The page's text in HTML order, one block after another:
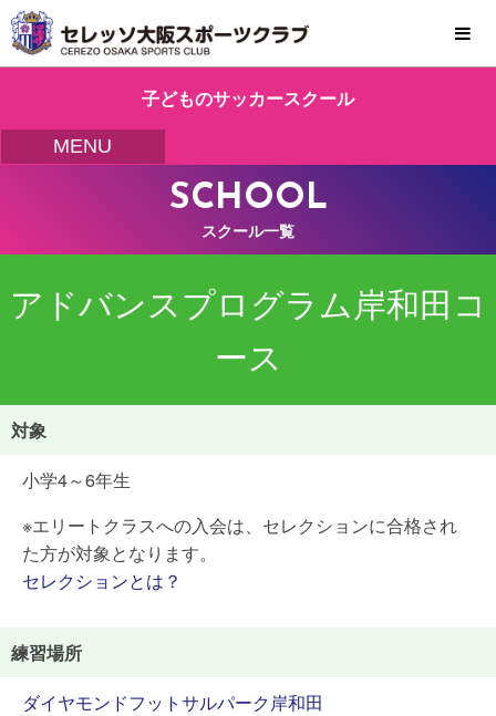
MENU
子どものサッカースクール
MENU
SCHOOL
スクール一覧
アドバンスプログラム岸和田コ
ース
対象
小学4～6年生
※エリートクラスへの入会は、セレクションに合格され
た方が対象となります。
セレクションとは？
練習場所
ダイヤモンドフットサルパーク岸和田